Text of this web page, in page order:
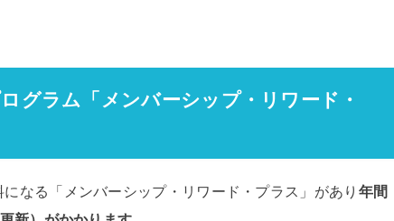
グラム「メンバーシップ・リワード・
なる「メンバーシップ・リワード・プラス」があり 年間